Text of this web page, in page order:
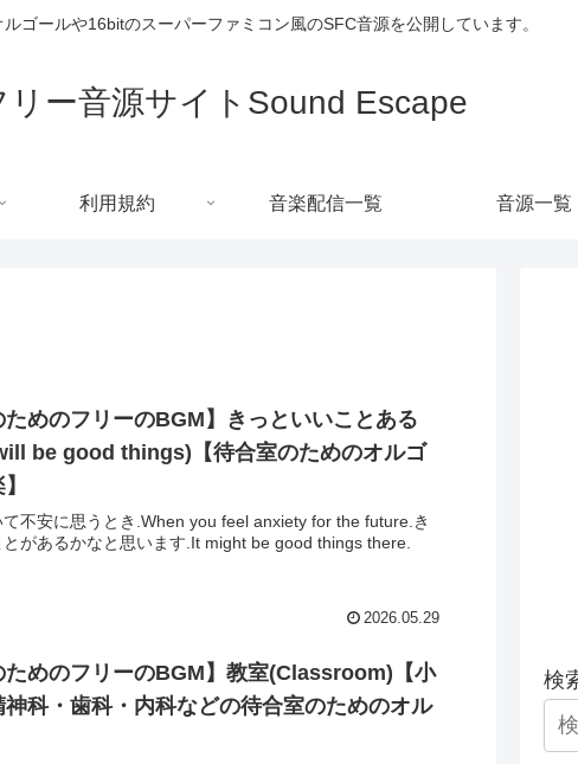
ゴールや16bitのスーパーファミコン風のSFC音源を公開しています。
リー音源サイトSound Escape
利用規約 音楽配信一覧 音源一覧
ためのフリーのBGM】きっといいことある
be good things)【待合室のためのオルゴ
て不安に思うとき.When you feel anxiety for the future.き
とがあるかなと思います.It might be good things there.
2026.05.29
ためのフリーのBGM】教室(Classroom)【小
神科・歯科・内科などの待合室のためのオル
検